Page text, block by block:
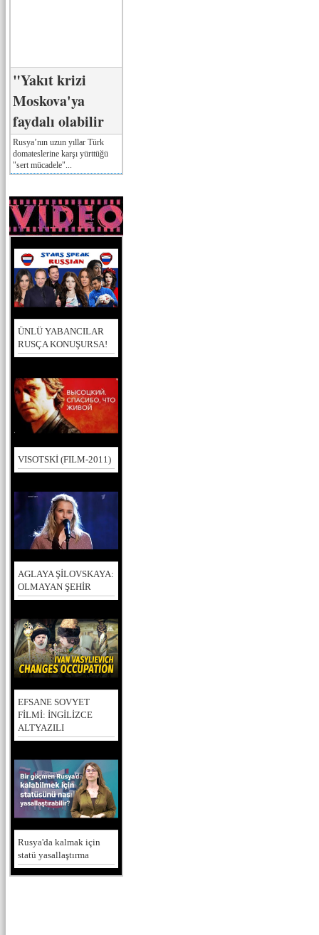
"Yakıt krizi
Moskova'ya
faydalı olabilir
Rusya’nın uzun yıllar Türk
domateslerine karşı yürttüğü
"sert mücadele"...
ÜNLÜ YABANCILAR
RUSÇA KONUŞURSA!
VISOTSKİ (FILM-2011)
AGLAYA ŞİLOVSKAYA:
OLMAYAN ŞEHİR
EFSANE SOVYET
FİLMİ: İNGİLİZCE
ALTYAZILI
Rusya'da kalmak için
statü yasallaştırma